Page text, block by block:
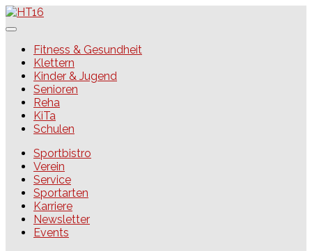
Skip
to
HT16Fitness & Gesundheit
Klettern
Kinder & Jugend
Senioren
Reha
KiTa
Schulen
Sportbistro
Verein
Service
Sportarten
Karriere
Newsletter
Events